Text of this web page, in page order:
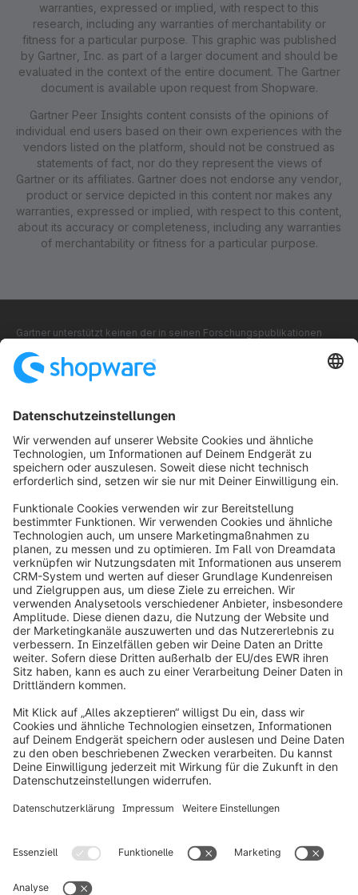
warranties, expressed or implied, with respect to this
research, including any warranties of merchantability or
fitness for a particular purpose. This graphic was published
by Gartner, Inc. as part of a larger document and should be
evaluated in the context of the entire document. The Gartner
document is available upon request from Shopware.
Gartner Peer Insights content consists of the opinions of
individual end users based on their own experiences with the
vendors listed on the platform, should not be construed as
statements of fact, nor do they represent the views of
Gartner or its affiliates. Gartner does not endorse any vendor,
product or service depicted in this content nor makes any
warranties, expressed or implied, with respect to this content,
about its accuracy or completeness, including any warranties
of merchantability or fitness for a particular purpose.
Gartner unterstützt keinen der in seinen Forschungspublikationen
Technologieanwendern nicht, nur die Anbieter mit den höchsten
Bewertungen oder anderen Bezeichnungen auszuwählen. Die
Gartner-Forschungspublikationen geben die Meinung der Gartner-
Tatsachenbehauptungen ausgelegt werden. Gartner lehnt jede
diese Studie ab, einschließlich jeglicher Gewährleistung der
Marktgängigkeit oder Eignung für einen bestimmten Zweck.
GARTNER ist ein eingetragenes Warenzeichen und
eingetragene Marke von Gartner, Inc. und/oder deren
Tochtergesellschaften in den USA und international und wird hier mit
Genehmigung verwendet. Alle Rechte vorbehalten.
info@shopware.com
Produkt
Lösungen
Partner
Entwickler
Ressourcen